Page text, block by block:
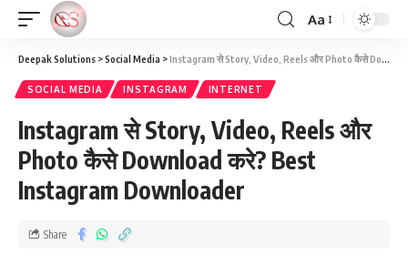
Aa
Deepak Solutions >Social Media >Instagram से Story, Video, Reels और Photo कैसे Download करे? Best Instagram Downloader
SOCIAL MEDIA INSTAGRAM INTERNET
Instagram से Story, Video, Reels और
Photo कैसे Download करे? Best
Instagram Downloader
Share